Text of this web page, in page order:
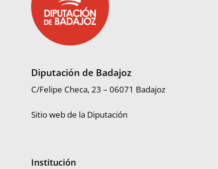
Diputación de Badajoz
C/Felipe Checa, 23 – 06071 Badajoz
Sitio web de la Diputación
Institución